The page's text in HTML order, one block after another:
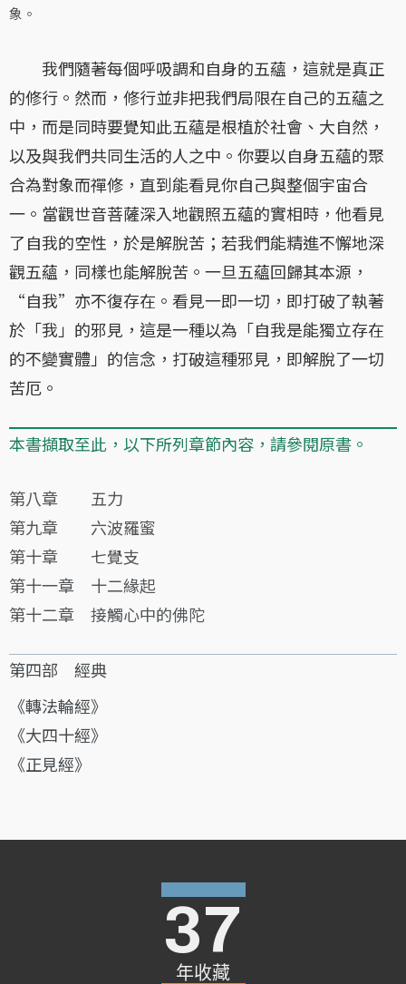
象。
我們隨著每個呼吸調和自身的五蘊，這就是真正
的修行。然而，修行並非把我們局限在自己的五蘊之
中，而是同時要覺知此五蘊是根植於社會、大自然，
以及與我們共同生活的人之中。你要以自身五蘊的聚
合為對象而禪修，直到能看見你自己與整個宇宙合
一。當觀世音菩薩深入地觀照五蘊的實相時，他看見
了自我的空性，於是解脫苦；若我們能精進不懈地深
觀五蘊，同樣也能解脫苦。一旦五蘊回歸其本源，
“自我”亦不復存在。看見一即一切，即打破了執著
於「我」的邪見，這是一種以為「自我是能獨立存在
的不變實體」的信念，打破這種邪見，即解脫了一切
苦厄。
本書擷取至此，以下所列章節內容，請參閱原書。
第八章 五力
第九章 六波羅蜜
第十章 七覺支
第十一章 十二緣起
第十二章 接觸心中的佛陀
第四部 經典
《轉法輪經》
《大四十經》
《正見經》
年收藏
37